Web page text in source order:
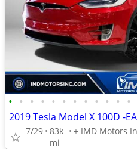
• • • • • • • • • • • •
2019 Tesla Model X 100D -
7/29 83k
mi